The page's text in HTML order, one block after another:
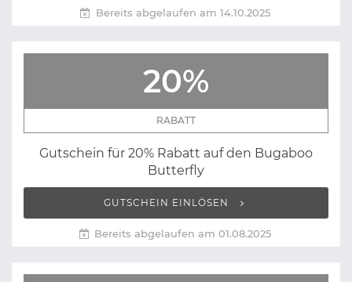
Bereits abgelaufen am 14.10.2025
20%
RABATT
Gutschein für 20% Rabatt auf den Bugaboo
Butterfly
GUTSCHEIN EINLÖSEN
Bereits abgelaufen am 01.08.2025